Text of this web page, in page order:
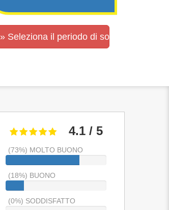
» Seleziona il periodo di soggiorno
4.1 / 5
(73%) MOLTO BUONO
(18%) BUONO
(0%) SODDISFATTO